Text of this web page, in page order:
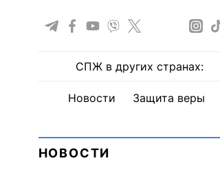
СПЖ в других странах:
Новости Защита веры
НОВОСТИ